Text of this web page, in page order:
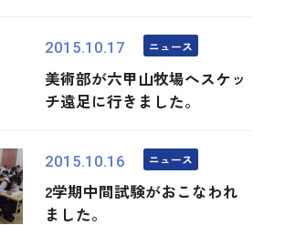
2015.10.17 ニュース
美術部が六甲山牧場へスケッ
チ遠足に行きました。
2015.10.16 ニュース
2学期中間試験がおこなわれ
ました。